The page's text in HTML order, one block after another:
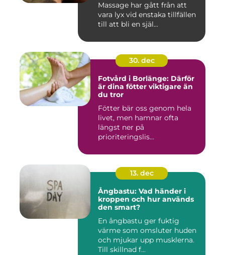
Massage har gått från att
vara lyx vid enstaka tillfällen
till att bli en själ...
30. dec
Fotvård i Borlänge: Därför
är dina fötter viktigare än
du tror
Fötter bär oss genom hela
livet, men hamnar ofta
längst ner på
prioriteringslis...
13. dec
Ångbastu: Vad händer i
kroppen och hur används
den smart?
En ångbastu ger fuktig
värme som omsluter huden
och mjukar upp musklerna.
Till skillnad f...